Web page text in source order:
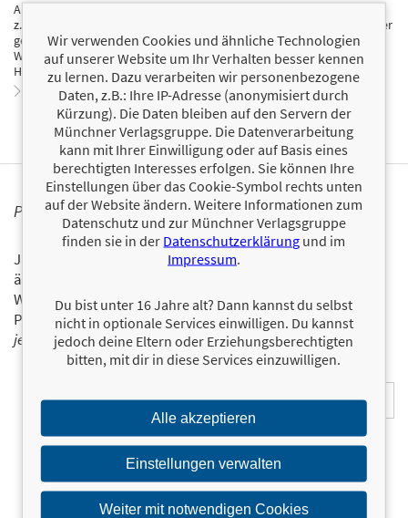
Als Journalistin schreibt Andrea Müller für verschiedene Medien wie
z..B. »Stern«, »Spon«, »Zeit-Magazin-Online« und »Barbara« online über
gesellschaftliche Themen. Ihr Lieblingsthema: Frauen und Familie im
Wandel der Zeit . Sie lebt mit zwei Söhnen und einer Schildkröte im
Hamburger Westen.
Zum Profil von Andrea Müller
PERSONALISIERTE PRODUKTINFORMATIONEN
Ja, ich will über interessante Neuerscheinungen und
ähnliche Produkte informiert werden.
Wir halten Sie per E-Mail auf dem aktuellen Stand über das
Programm der Münchner Verlagsgruppe.Tragen Sie sich
jetzt ein!
Wir verwenden Cookies und ähnliche Technologien
auf unserer Website um Ihr Verhalten besser kennen
zu lernen. Dazu verarbeiten wir personenbezogene
Daten, z.B.: Ihre IP-Adresse (anonymisiert durch
Kürzung). Die Daten bleiben auf den Servern der
Münchner Verlagsgruppe. Die Datenverarbeitung
kann mit Ihrer Einwilligung oder auf Basis eines
berechtigten Interesses erfolgen. Sie können Ihre
Einstellungen über das Cookie-Symbol rechts unten
auf der Website ändern. Weitere Informationen zum
Datenschutz und zur Münchner Verlagsgruppe
finden sie in der Datenschutzerklärung und im
Impressum.
Du bist unter 16 Jahre alt? Dann kannst du selbst
nicht in optionale Services einwilligen. Du kannst
jedoch deine Eltern oder Erziehungsberechtigten
bitten, mit dir in diese Services einzuwilligen.
Alle akzeptieren
Einstellungen verwalten
Weiter mit notwendigen Cookies